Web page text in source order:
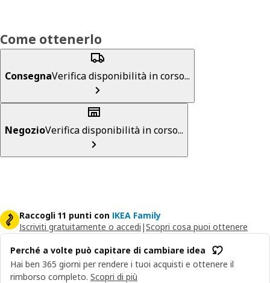
Come ottenerlo
ConsegnaVerifica disponibilità in corso...
NegozioVerifica disponibilità in corso...
Raccogli 11 punti con IKEA Family
Iscriviti gratuitamente o accedi |Scopri cosa puoi ottenere
Perché a volte può capitare di cambiare idea
Hai ben 365 giorni per rendere i tuoi acquisti e ottenere il
rimborso completo. Scopri di più